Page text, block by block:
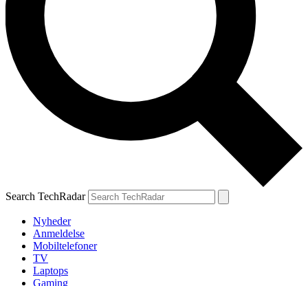
Search TechRadar
Nyheder
Anmeldelse
Mobiltelefoner
TV
Laptops
Gaming